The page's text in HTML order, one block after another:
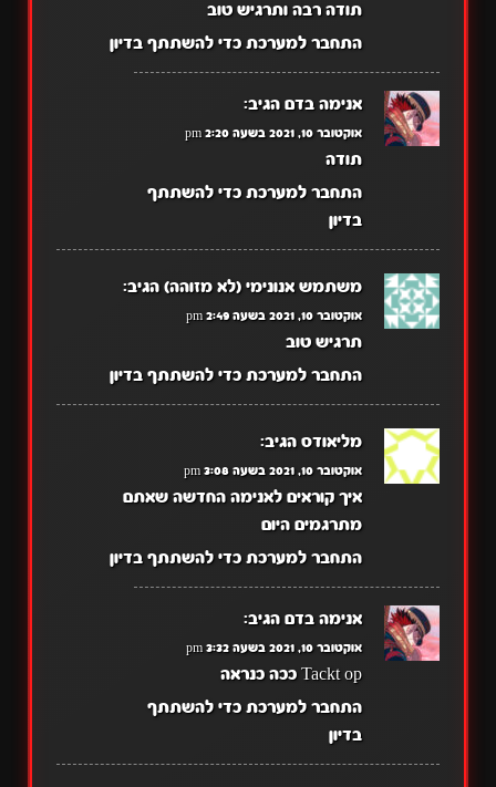
תודה רבה ותרגיש טוב
התחבר למערכת כדי להשתתף בדיון
אנימה בדם הגיב:
אוקטובר 10, 2021 בשעה 2:20 pm
תודה
התחבר למערכת כדי להשתתף
בדיון
משתמש אנונימי (לא מזוהה) הגיב:
אוקטובר 10, 2021 בשעה 2:49 pm
תרגיש טוב
התחבר למערכת כדי להשתתף בדיון
מליאודס הגיב:
אוקטובר 10, 2021 בשעה 3:08 pm
איך קוראים לאנימה החדשה שאתם
מתרגמים היום
התחבר למערכת כדי להשתתף בדיון
אנימה בדם הגיב:
אוקטובר 10, 2021 בשעה 3:32 pm
Tackt op ככה כנראה
התחבר למערכת כדי להשתתף
בדיון